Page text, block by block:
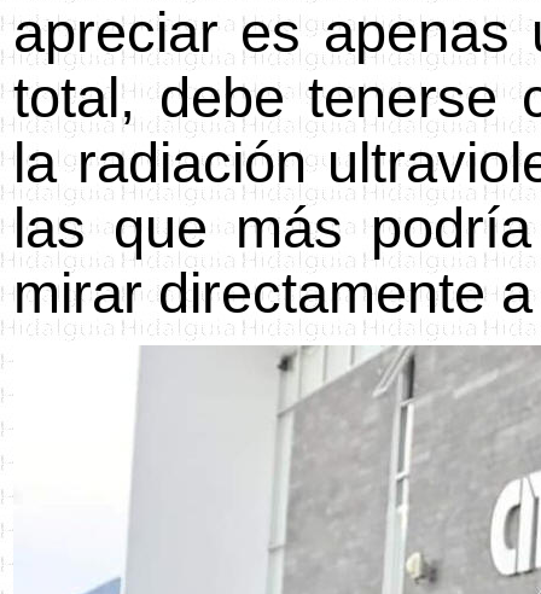
apreciar es apenas
total, debe tenerse
la radiación
las que más
mirar directamente